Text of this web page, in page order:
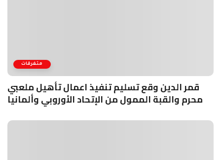
متفرقات
قمر الدين وقع تسليم تنفيذ اعمال تأهيل ملعبي
محرم والقبة الممول من الإتحاد الأوروبي وألمانيا